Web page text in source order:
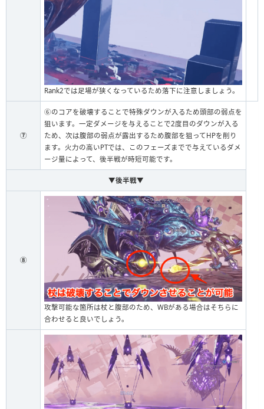
Rank2では足場が狭くなっているため落下に注意しましょう。
⑦
⑥のコアを破壊することで特殊ダウンが入るため頭部の弱点を
狙います。一定ダメージを与えることで2度目のダウンが入る
ため、次は腹部の弱点が露出するため腹部を狙ってHPを削り
ます。火力の高いPTでは、このフェーズまでで与えているダメ
ージ量によって、後半戦が時短可能です。
▼後半戦▼
⑧
攻撃可能な箇所は杖と腹部のため、WBがある場合はそちらに
合わせると良いでしょう。